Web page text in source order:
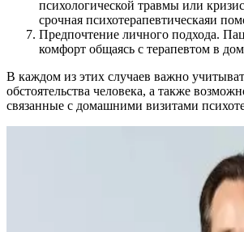
психологической травмы или
срочная психотерапевтическаяи
Предпочтение личного подхода.
комфорт общаясь с терапевтом в
В каждом из этих случаев важно
обстоятельства человека, а также
связанные с домашними визитами